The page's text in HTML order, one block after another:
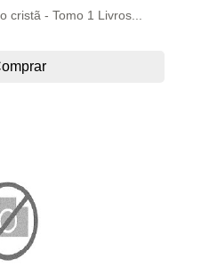
cristã - Tomo 1 Livros...